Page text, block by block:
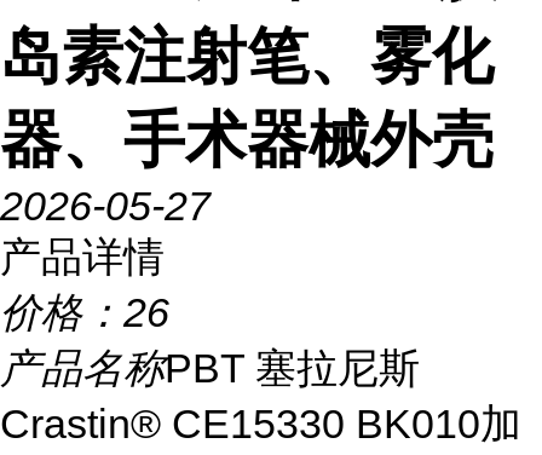
岛素注射笔、雾化
器、手术器械外壳
2026-05-27
产品详情
价格： 26
产品名称PBT 塞拉尼斯
Crastin® CE15330 BK010加